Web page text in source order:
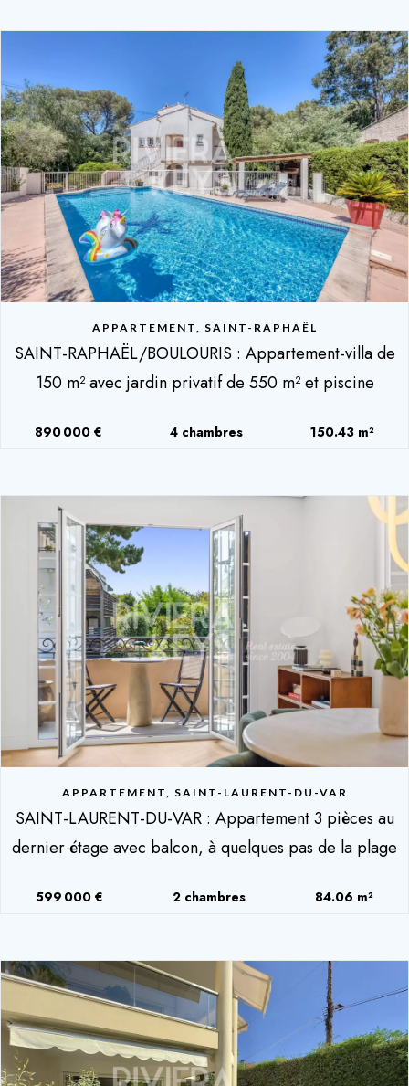
APPARTEMENT, SAINT-RAPHAËL
SAINT-RAPHAËL/BOULOURIS : Appartement-villa de
150 m² avec jardin privatif de 550 m² et piscine
890 000 € 4 chambres 150.43 m²
APPARTEMENT, SAINT-LAURENT-DU-VAR
SAINT-LAURENT-DU-VAR : Appartement 3 pièces au
dernier étage avec balcon, à quelques pas de la plage
599 000 € 2 chambres 84.06 m²